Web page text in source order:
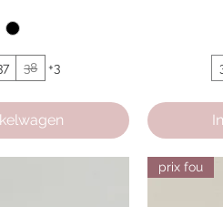
38 +3
prix fou